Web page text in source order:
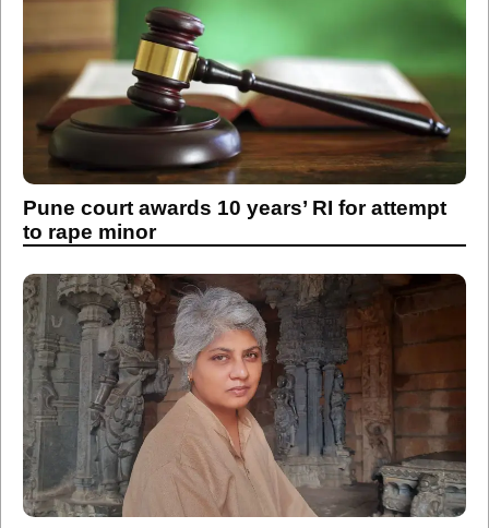
Pune court awards 10 years’ RI for attempt
to rape minor